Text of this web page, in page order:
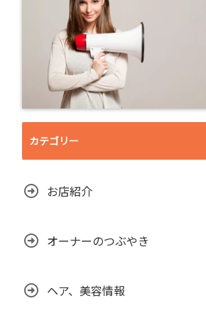
カテゴリー
お店紹介
オーナーのつぶやき
ヘア、美容情報